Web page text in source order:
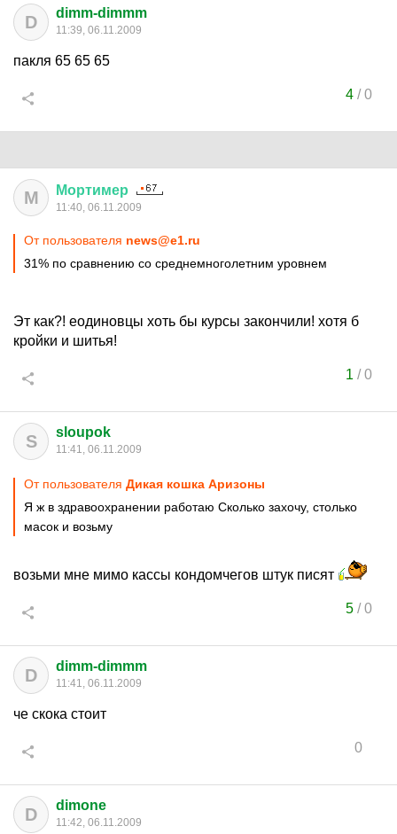
D dimm-dimmm
11:39, 06.11.2009
пакля 65 65 65
4/0
М Мортимер
11:40, 06.11.2009
От пользователя news@e1.ru
31% по сравнению со среднемноголетним уровнем
Эт как?! еодиновцы хоть бы курсы закончили! хотя б
кройки и шитья!
1 /0
S sloupok
11:41, 06.11.2009
От пользователя Дикая кошка Аризоны
Я ж в здравоохранении работаю Сколько захочу, столько
масок и возьму
возьми мне мимо кассы кондомчегов штук писят
5/0
D dimm-dimmm
11:41, 06.11.2009
че скока стоит
0
D dimone
11:42, 06.11.2009